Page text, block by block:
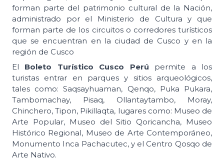
forman parte del patrimonio cultural de la Nación,
administrado por el Ministerio de Cultura y que
forman parte de los circuitos o corredores turísticos
que se encuentran en la ciudad de Cusco y en la
región de Cusco
El Boleto Turístico Cusco Perú permite a los
turistas entrar en parques y sitios arqueológicos,
tales como: Saqsayhuaman, Qenqo, Puka Pukara,
Tambomachay, Pisaq, Ollantaytambo, Moray,
Chinchero, Tipon, Pikillaqta, lugares como: Museo de
Arte Popular, Museo del Sitio Qoricancha, Museo
Histórico Regional, Museo de Arte Contemporáneo,
Monumento Inca Pachacutec, y el Centro Qosqo de
Arte Nativo.